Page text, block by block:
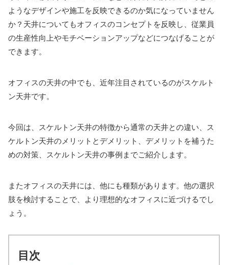
ようなデザインや施工を反映できるのか気になっていません
か？天井についてもオフィスのコンセプトを反映し、従業員
の生産性向上やモチベーションアップなどにつなげることが
できます。
オフィスの天井の中でも、近年注目されているのがスケルト
ン天井です。
今回は、スケルトン天井の特徴から通常の天井との違い、ス
ケルトン天井のメリットとデメリット、デメリットを補うた
めの対策、スケルトン天井の事例までご紹介します。
またオフィスの天井には、他にも種類があります。他の選択
肢を検討することで、より理想的なオフィスに近づけるでし
ょう。
目次